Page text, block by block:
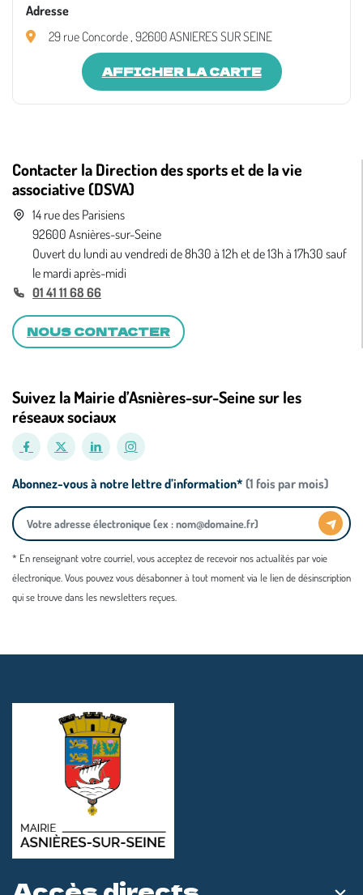
Adresse
29 rue Concorde , 92600 ASNIERES SUR SEINE
AFFICHER LA CARTE
Contacter la Direction des sports et de la vie
associative (DSVA)
14 rue des Parisiens
92600 Asnières-sur-Seine
Ouvert du lundi au vendredi de 8h30 à 12h et de 13h à 17h30 sauf
le mardi après-midi
01 41 11 68 66
NOUS CONTACTER
Suivez la Mairie d’Asnières-sur-Seine sur les
réseaux sociaux
Abonnez-vous à notre lettre d’information* (1 fois par mois)
* En renseignant votre courriel, vous acceptez de recevoir nos actualités par voie
électronique. Vous pouvez vous désabonner à tout moment via le lien de désinscription
qui se trouve dans les newsletters reçues.